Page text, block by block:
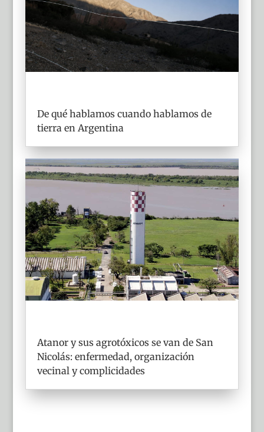
De qué hablamos cuando hablamos de
tierra en Argentina
Atanor y sus agrotóxicos se van de San
Nicolás: enfermedad, organización
vecinal y complicidades